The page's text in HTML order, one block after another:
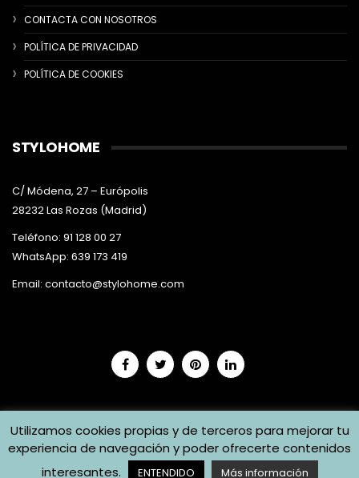
CONTACTA CON NOSOTROS
POLÍTICA DE PRIVACIDAD
POLÍTICA DE COOKIES
STYLOHOME
C/ Módena, 27 – Európolis
28232 Las Rozas (Madrid)
Teléfono: 91 128 00 27
WhatsApp: 639 173 419
Email: contacto@stylohome.com
Utilizamos cookies propias y de terceros para mejorar tu
experiencia de navegación y poder ofrecerte contenidos
interesantes.
ENTENDIDO Más información